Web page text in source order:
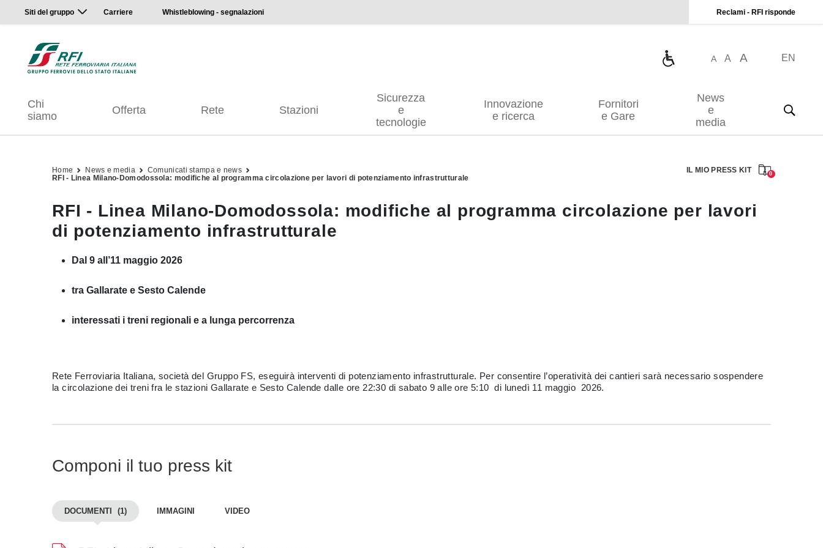
Siti del gruppo Carriere Whistleblowing - segnalazioni Reclami - RFI risponde
A A A EN
Chi
siamo
Offerta Rete Stazioni
Sicurezza
e
tecnologie
Innovazione
e ricerca
Fornitori
e Gare
News
e
media
Home News e media
Comunicati stampa e news
RFI - Linea Milano-Domodossola: modifiche al programma circolazione per lavori di potenziamento infrastrutturale
IL MIO PRESS KIT 0
RFI - Linea Milano-Domodossola: modifiche al programma circolazione per lavori
di potenziamento infrastrutturale
Dal 9 all’11 maggio 2026
tra Gallarate e Sesto Calende
interessati i treni regionali e a lunga percorrenza
Rete Ferroviaria Italiana, società del Gruppo FS, eseguirà interventi di potenziamento infrastrutturale. Per consentire l’operatività dei cantieri sarà necessario sospendere
la circolazione dei treni fra le stazioni Gallarate e Sesto Calende dalle ore 22:30 di sabato 9 alle ore 5:10 di lunedì 11 maggio 2026.
Componi il tuo press kit
DOCUMENTI (1) IMMAGINI VIDEO